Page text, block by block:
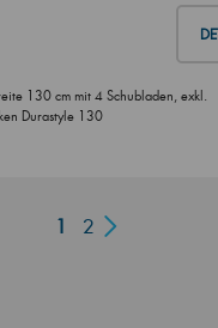
130 cm mit 4 Schubladen, exkl.
Durastyle 130
1 2